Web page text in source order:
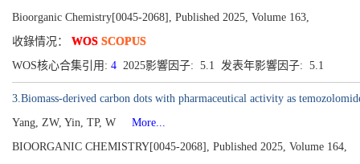
Bioorganic Chemistry[0045-2068], Published 2025, Volume 163,
收錄情况： WOS SCOPUS
WOS核心合集引用: 4 2025影響因子: 5.1 发表年影響因子: 5.1
3.Biomass-derived carbon dots with pharmaceutical activity as
Yang, ZW, Yin, TP, W
More...
BIOORGANIC CHEMISTRY[0045-2068], Published 2025, Volume 164,